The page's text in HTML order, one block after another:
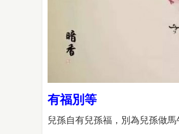
有福別等
兒孫自有兒孫福，別為兒孫做馬